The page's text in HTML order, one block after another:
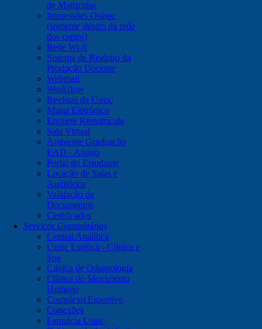
de Matriculas
Impressões Online
(somente dentro da rede
dos campi)
Rede Wi-fi
Sistema de Registro da
Produção Docente
Webmail
Workflow
Revistas da Unisc
Mural Eletrônico
Enquete Rematrícula
Sala Virtual
Ambiente Graduação
EAD - Antigo
Portal do Estudante
Locação de Salas e
Auditórios
Validação de
Documentos
Certificados
Serviços Comunitários
Central Analítica
Unisc Estética - Clínica e
Spa
Clínica de Odontologia
Clínica do Movimento
Humano
Complexo Esportivo
Conexões
Farmácia Unisc